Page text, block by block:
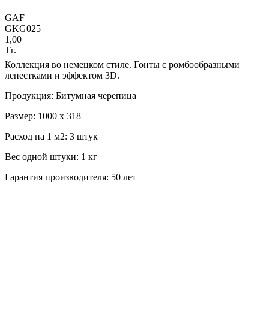
GAF
GKG025
1,00
Тг.
Коллекция во немецком стиле. Гонты с ромбообразными
лепестками и эффектом 3D.
Продукция: Битумная черепица
Размер: 1000 x 318
Расход на 1 м2: 3 штук
Вес одной штуки: 1 кг
Гарантия производителя: 50 лет